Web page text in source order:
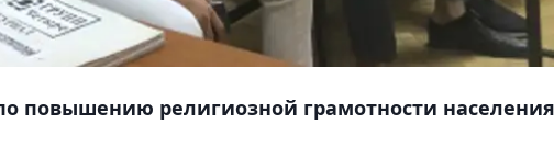
повышению религиозной грамотности